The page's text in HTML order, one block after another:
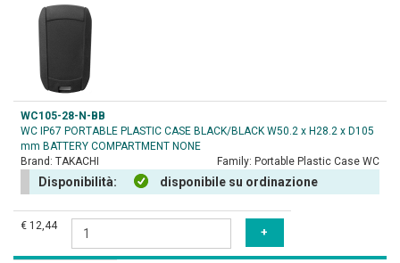
WC105-28-N-BB
WC IP67 PORTABLE PLASTIC CASE BLACK/BLACK W50.2 x H28.2 x D105
mm BATTERY COMPARTMENT NONE
Brand: TAKACHI Family: Portable Plastic Case WC
Disponibilità: disponibile su ordinazione
€ 12,44